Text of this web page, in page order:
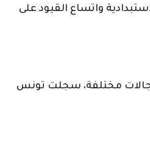
واتساع القيود على
مجالات مختلفة، سجلت تونس